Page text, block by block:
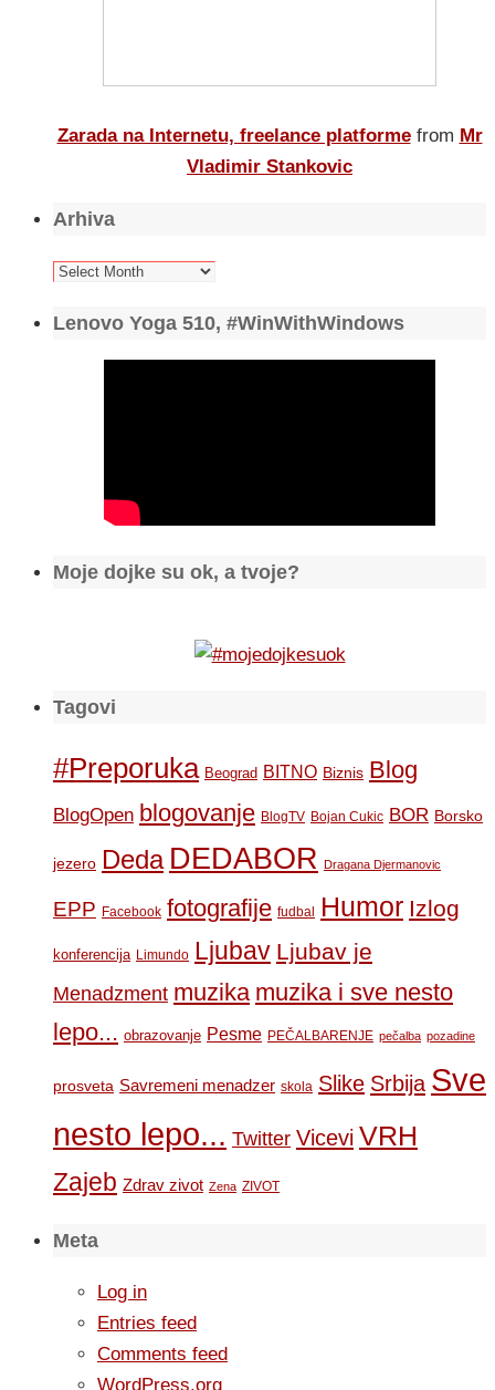
Zarada na Internetu, freelance platforme from Mr
Vladimir Stankovic
Arhiva
Arhiva
Lenovo Yoga 510, #WinWithWindows
Moje dojke su ok, a tvoje?
Tagovi
#Preporuka Beograd BITNO Biznis Blog
BlogOpen blogovanje BlogTV Bojan Cukic BOR Borsko
jezero Deda DEDABOR Dragana Djermanovic
EPP Facebook fotografije fudbal Humor Izlog
konferencija Limundo Ljubav Ljubav je
Menadzment muzika muzika i sve nesto
lepo... obrazovanje Pesme PEČALBARENJE pečalba pozadine
prosveta Savremeni menadzer skola Slike Srbija Sve
nesto lepo... Twitter Vicevi VRH
Zajeb Zdrav zivot Zena ZIVOT
Meta
Log in
Entries feed
Comments feed
WordPress.org